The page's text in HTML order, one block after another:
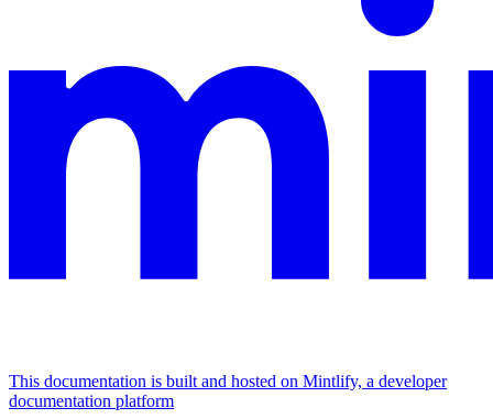
This documentation is built and hosted on Mintlify, a developer
documentation platform